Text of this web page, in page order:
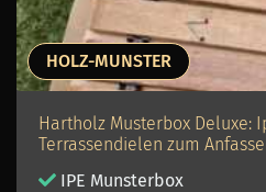
HOLZ-MUNSTER
Hartholz Musterbox Deluxe:
Terrassendielen zum
IPE Munsterbox